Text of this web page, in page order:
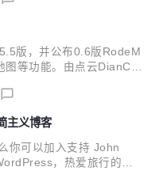
亮语法 [增加] 实验室页
] 修复找回密码BUG [修复]
阅页面 Chrome 警告BU
版，并公布0.6版RodeM
等功能。由点云DianClo
的同学，还可以使用点
加] Postgres 支持 [增加]
存。 [修复] 内存泄露问
] Gravatar 中国大陆地
主义博客
你可以加入支持 John
，热爱旅行的设